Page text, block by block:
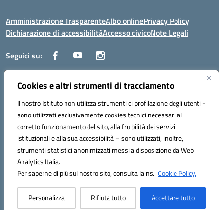
Cookies e altri strumenti di tracciamento
Il nostro Istituto non utilizza strumenti di profilazione degli utenti -
sono utilizzati esclusivamente cookies tecnici necessari al
corretto funzionamento del sito, alla fruibilità dei servizi
istituzionali e alla sua accessibilità – sono utilizzati, inoltre,
strumenti statistici anonimizzati messi a disposizione da Web
Analytics Italia.
Per saperne di più sul nostro sito, consulta la ns. Cookie Policy.
Personalizza Rifiuta tutto Accettare tutto
Amministrazione TrasparenteAlbo onlinePrivacy Policy
Dichiarazione di accessibilitàAccesso civicoNote Legali
Seguici su:
Via dei Cappuccini, 5 - 60044 Fabriano (AN) - Tel. 0732 3373 - 0732
3573 - Mail: anis01700P@istruzione.it - PEC:
Codice meccanografico: ANIS01700P - Codice iPA: istsc_ANIS01700P -
C.F. 81002710424 - Codice univoco fatturazione elettronica (CUF):
UFBMDS
Hosting & Powered by 3D Solution S.r.l.
Concept & Design by Designers Italia